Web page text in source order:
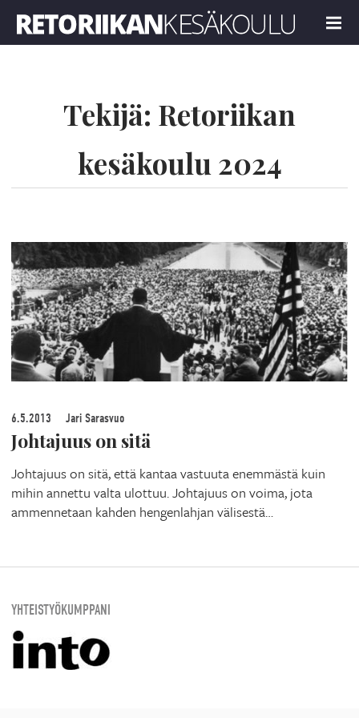
MENU
Tekijä: Retoriikan
kesäkoulu 2024
6.5.2013 Jari Sarasvuo
Johtajuus on sitä
Johtajuus on sitä, että kantaa vastuuta enemmästä kuin
mihin annettu valta ulottuu. Johtajuus on voima, jota
ammennetaan kahden hengenlahjan välisestä…
YHTEISTYÖKUMPPANI